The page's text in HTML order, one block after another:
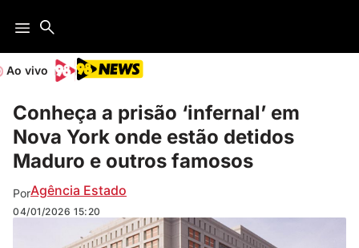
Ao vivo
Conheça a prisão ‘infernal’ em
Nova York onde estão detidos
Maduro e outros famosos
PorAgência Estado
04/01/2026 15:20